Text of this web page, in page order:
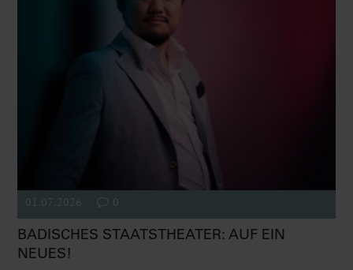
01.07.2026 0
BADISCHES STAATSTHEATER: AUF EIN
NEUES!